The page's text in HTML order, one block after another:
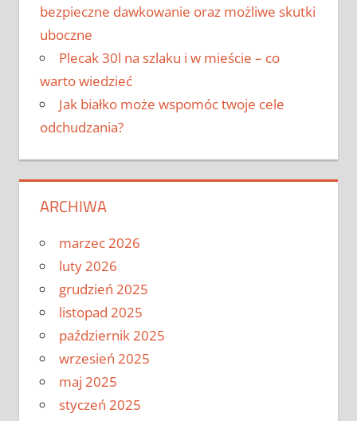
bezpieczne dawkowanie oraz możliwe skutki
uboczne
Plecak 30l na szlaku i w mieście – co
warto wiedzieć
Jak białko może wspomóc twoje cele
odchudzania?
ARCHIWA
marzec 2026
luty 2026
grudzień 2025
listopad 2025
październik 2025
wrzesień 2025
maj 2025
styczeń 2025